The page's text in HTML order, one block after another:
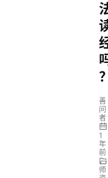
善
问
者
1
年
前
师